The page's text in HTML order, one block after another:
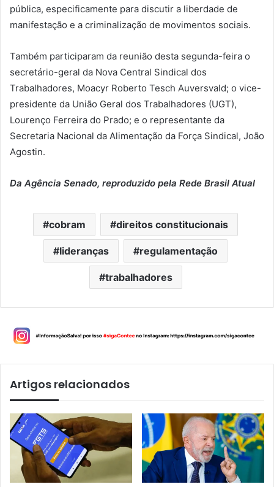
pública, especificamente para discutir a liberdade de
manifestação e a criminalização de movimentos sociais.
Também participaram da reunião desta segunda-feira o
secretário-geral da Nova Central Sindical dos
Trabalhadores, Moacyr Roberto Tesch Auversvald; o vice-
presidente da União Geral dos Trabalhadores (UGT),
Lourenço Ferreira do Prado; e o representante da
Secretaria Nacional da Alimentação da Força Sindical, João
Agostin.
Da Agência Senado, reproduzido pela Rede Brasil Atual
cobram direitos constitucionais
lideranças regulamentação
trabalhadores
Artigos relacionados